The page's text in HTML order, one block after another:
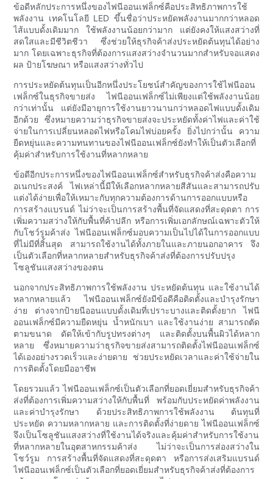
ข้อดีหลักประการหนึ่งของไฟนีออนเฟล็กซ์คือประสิทธิภาพการใช้
พลังงาน เทคโนโลยี LED ขึ้นชื่อว่าประหยัดพลังงานมากกว่าหลอด
ไส้แบบดั้งเดิมมาก ใช้พลังงานน้อยกว่ามาก แต่ยังคงให้แสงสว่างที่
สดใสและมีชีวิตชีวา ซึ่งช่วยให้ธุรกิจค้าส่งประหยัดต้นทุนได้อย่าง
มาก โดยเฉพาะธุรกิจที่ต้องการแสงสว่างจำนวนมากสำหรับจอแสดง
ผล ป้ายโฆษณา หรือแสงสว่างทั่วไป
การประหยัดต้นทุนเป็นอีกหนึ่งประโยชน์สำคัญของการใช้ไฟนีออน
เฟล็กซ์ในธุรกิจขายส่ง ไฟนีออนเฟล็กซ์ไม่เพียงแต่ใช้พลังงานน้อย
กว่าเท่านั้น แต่ยังมีอายุการใช้งานยาวนานกว่าหลอดไฟแบบดั้งเดิม
อีกด้วย ซึ่งหมายความว่าธุรกิจขายส่งจะประหยัดทั้งค่าไฟและค่าใช้
จ่ายในการเปลี่ยนหลอดไฟหรือโคมไฟบ่อยครั้ง ยิ่งไปกว่านั้น ความ
ยืดหยุ่นและความทนทานของไฟนีออนเฟล็กซ์ยังทำให้เป็นตัวเลือกที่
คุ้มค่าสำหรับการใช้งานที่หลากหลาย
ข้อดีอีกประการหนึ่งของไฟนีออนเฟล็กซ์สำหรับธุรกิจค้าส่งคือความ
อเนกประสงค์ ไฟเหล่านี้มีให้เลือกหลากหลายสีสันและสามารถปรับ
แต่งได้ง่ายเพื่อให้เหมาะกับทุกความต้องการด้านการออกแบบหรือ
การสร้างแบรนด์ ไม่ว่าจะเป็นการสร้างพื้นที่จัดแสดงที่สะดุดตา การ
เพิ่มความสว่างให้กับพื้นที่ค้าปลีก หรือการเพิ่มเอกลักษณ์เฉพาะตัวให้
กับโชว์รูมค้าส่ง ไฟนีออนเฟล็กซ์มอบความเป็นไปได้ในการออกแบบ
ที่ไม่มีที่สิ้นสุด สามารถใช้งานได้ทั้งภายในและภายนอกอาคาร จึง
เป็นตัวเลือกที่หลากหลายสำหรับธุรกิจค้าส่งที่ต้องการปรับปรุง
โซลูชันแสงสว่างของตน
นอกจากประสิทธิภาพการใช้พลังงาน ประหยัดต้นทุน และใช้งานได้
หลากหลายแล้ว ไฟนีออนเฟล็กซ์ยังมีข้อดีคือติดตั้งและบำรุงรักษา
ง่าย ต่างจากป้ายนีออนแบบดั้งเดิมที่เปราะบางและติดตั้งยาก ไฟนี
ออนเฟล็กซ์มีความยืดหยุ่น น้ำหนักเบา และใช้งานง่าย สามารถตัด
ตามขนาด ดัดให้เข้ากับรูปทรงต่างๆ และติดตั้งบนพื้นผิวได้หลาก
หลาย ซึ่งหมายความว่าธุรกิจขายส่งสามารถติดตั้งไฟนีออนเฟล็กซ์
ได้เองอย่างรวดเร็วและง่ายดาย ช่วยประหยัดเวลาและค่าใช้จ่ายใน
การติดตั้งโดยมืออาชีพ
โดยรวมแล้ว ไฟนีออนเฟล็กซ์เป็นตัวเลือกที่ยอดเยี่ยมสำหรับธุรกิจค้า
ส่งที่ต้องการเพิ่มความสว่างให้กับพื้นที่ พร้อมกับประหยัดค่าพลังงาน
และค่าบำรุงรักษา ด้วยประสิทธิภาพการใช้พลังงาน ต้นทุนที่
ประหยัด ความหลากหลาย และการติดตั้งที่ง่ายดาย ไฟนีออนเฟล็กซ์
จึงเป็นโซลูชันแสงสว่างที่ใช้งานได้จริงและคุ้มค่าสำหรับการใช้งาน
ที่หลากหลายในอุตสาหกรรมค้าส่ง ไม่ว่าจะเป็นการส่องสว่างใน
โชว์รูม การสร้างพื้นที่จัดแสดงที่สะดุดตา หรือการส่งเสริมแบรนด์
ไฟนีออนเฟล็กซ์เป็นตัวเลือกที่ยอดเยี่ยมสำหรับธุรกิจค้าส่งที่ต้องการ